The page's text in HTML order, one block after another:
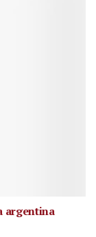
argentina